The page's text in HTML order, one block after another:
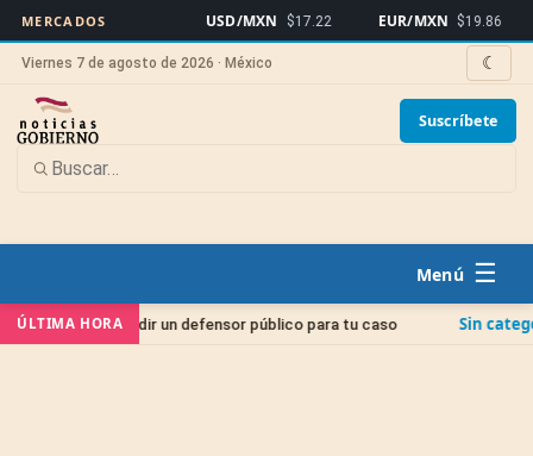
MERCADOS USD/MXN $17.22 EUR/MXN $19.86
Viernes 7 de agosto de 2026 · México ☾
Suscríbete
☰
ÚLTIMA HORA
pedir un defensor público para tu caso Sin categoría Juicio de